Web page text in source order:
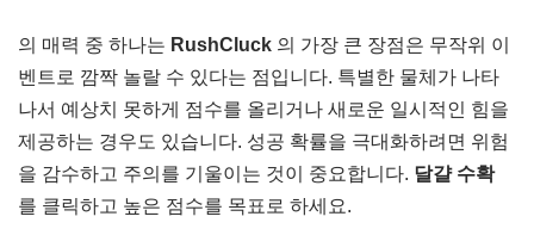
의 매력 중 하나는 RushCluck 의 가장 큰 장점은 무작위 이
벤트로 깜짝 놀랄 수 있다는 점입니다. 특별한 물체가 나타
나서 예상치 못하게 점수를 올리거나 새로운 일시적인 힘을
제공하는 경우도 있습니다. 성공 확률을 극대화하려면 위험
을 감수하고 주의를 기울이는 것이 중요합니다. 달걀 수확
를 클릭하고 높은 점수를 목표로 하세요.